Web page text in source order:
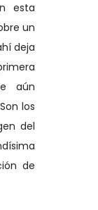
esta
un
deja
aún
los
del
de